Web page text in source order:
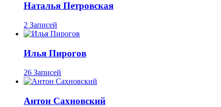
Наталья Петровская
2 Записей
Илья Пирогов
26 Записей
Антон Сахновский